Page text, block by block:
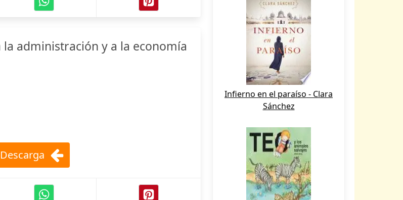
administración y a la economía
Infierno en el paraíso - Clara
Sánchez